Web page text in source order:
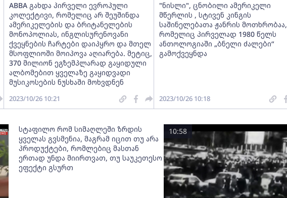
ABBA გახდა პირველი ევროპული
კოლექტივი, რომელიც არ შეუშინდა
ამერიკელების და ბრიტანელების
მონოპოლიას, ინგლისურენოვანი
ქვეყნების ჩარტები დაიპყრო და მთელ
მსოფლიოში მოიპოვა აღიარება. მეტიც,
370 მილიონ ეგზემპლარად გაყიდული
ალბომებით ყველაზე გაყიდვადი
მუსიკოსების ნუსხაში მოხვდნენ
2023/10/26 10:21
"ნისლი", ცნობილი ამერიკელი
მწერლის , სტივენ კინგის
საშინელებათა ჟანრის მოთხრობაა,
რომელიც პირველად 1980 წელს
ანთოლოგიაში „ბნელი ძალები“
გამოქვეყნდა
2023/10/26 10:18
სტაფილო რომ სიმაღლეში ზრდის
ყველას გვსმენია, მაგრამ იცით თუ არა
პროდუქტები, რომლებიც მასთან
ერთად უნდა მიირთვათ, თუ საუკეთესო
ეფექტი გსურთ
10:58